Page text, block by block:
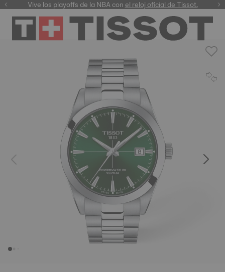
Vive los playoffs de la NBA conel reloj oficial de Tissot.